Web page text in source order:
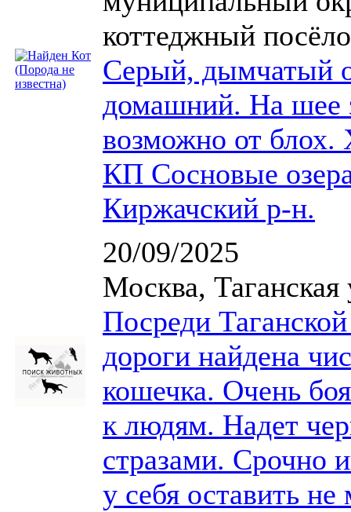
коттеджный
Серый, дымчатый
домашний. На шее
возможно от блох.
КП Сосновые
Киржачский р-н.
20/09/2025
Москва, Таганская
Посреди
дороги найдена
кошечка. Очень
к людям. Надет
стразами. Срочно
у себя оставить